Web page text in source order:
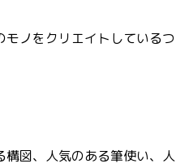
ノをクリエイトしているつ
図、人気のある筆使い、人